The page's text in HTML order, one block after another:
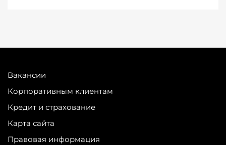
Вакансии
Корпоративным клиентам
Кредит и страхование
Карта сайта
Правовая информация